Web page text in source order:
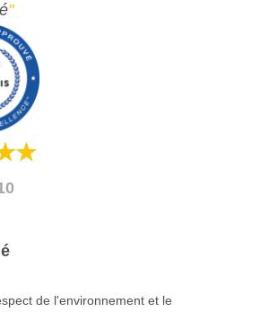
"
de l'environnement et le